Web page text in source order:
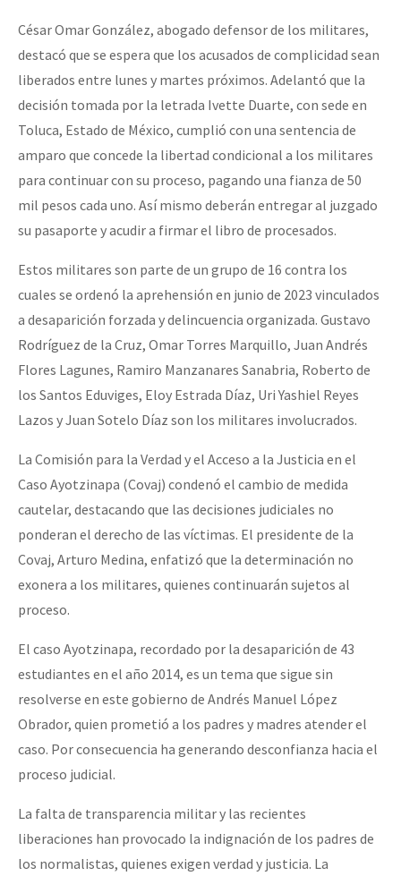
César Omar González, abogado defensor de los militares,
destacó que se espera que los acusados de complicidad sean
liberados entre lunes y martes próximos. Adelantó que la
decisión tomada por la letrada Ivette Duarte, con sede en
Toluca, Estado de México, cumplió con una sentencia de
amparo que concede la libertad condicional a los militares
para continuar con su proceso, pagando una fianza de 50
mil pesos cada uno. Así mismo deberán entregar al juzgado
su pasaporte y acudir a firmar el libro de procesados.
Estos militares son parte de un grupo de 16 contra los
cuales se ordenó la aprehensión en junio de 2023 vinculados
a desaparición forzada y delincuencia organizada. Gustavo
Rodríguez de la Cruz, Omar Torres Marquillo, Juan Andrés
Flores Lagunes, Ramiro Manzanares Sanabria, Roberto de
los Santos Eduviges, Eloy Estrada Díaz, Uri Yashiel Reyes
Lazos y Juan Sotelo Díaz son los militares involucrados.
La Comisión para la Verdad y el Acceso a la Justicia en el
Caso Ayotzinapa (Covaj) condenó el cambio de medida
cautelar, destacando que las decisiones judiciales no
ponderan el derecho de las víctimas. El presidente de la
Covaj, Arturo Medina, enfatizó que la determinación no
exonera a los militares, quienes continuarán sujetos al
proceso.
El caso Ayotzinapa, recordado por la desaparición de 43
estudiantes en el año 2014, es un tema que sigue sin
resolverse en este gobierno de Andrés Manuel López
Obrador, quien prometió a los padres y madres atender el
caso. Por consecuencia ha generando desconfianza hacia el
proceso judicial.
La falta de transparencia militar y las recientes
liberaciones han provocado la indignación de los padres de
los normalistas, quienes exigen verdad y justicia. La